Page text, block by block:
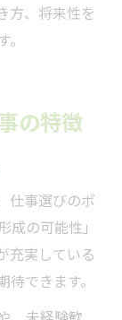
方、将来性を
の特徴
仕事選びのポ
の可能性」
充実している
できます。